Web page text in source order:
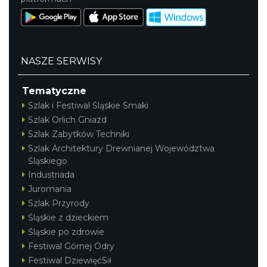
NASZE SERWISY
Tematyczne
Szlak i Festiwal Śląskie Smaki
Szlak Orlich Gniazd
Szlak Zabytków Techniki
Szlak Architektury Drewnianej Województwa
Śląskiego
Industriada
Juromania
Szlak Przyrody
Śląskie z dzieckiem
Śląskie po zdrowie
Festiwal Górnej Odry
Festiwal DziewięćSił